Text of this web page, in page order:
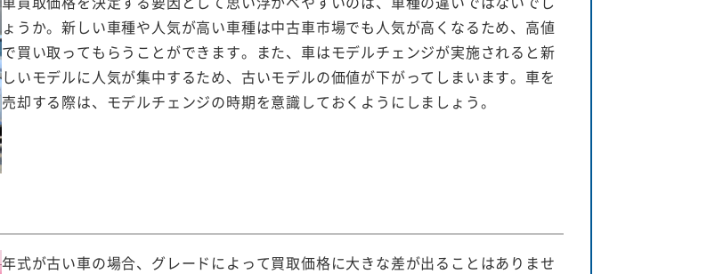
ょうか。新しい車種や人気が高い車種は中古車市場でも人気が高くなるため、高値
で買い取ってもらうことができます。また、車はモデルチェンジが実施されると新
しいモデルに人気が集中するため、古いモデルの価値が下がってしまいます。車を
売却する際は、モデルチェンジの時期を意識しておくようにしましょう。
年式が古い車の場合、グレードによって買取価格に大きな差が出ることはありませ